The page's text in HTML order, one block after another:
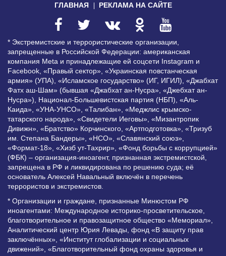
ГЛАВНАЯ РЕКЛАМА НА САЙТЕ
* Экстремистские и террористические организации,
запрещенные в Российской Федерации: американская
компания Meta и принадлежащие ей соцсети Instagram и
Facebook, «Правый сектор», «Украинская повстанческая
армия» (УПА), «Исламское государство» (ИГ, ИГИЛ), «Джабхат
Фатх аш-Шам» (бывшая «Джабхат ан-Нусра», «Джебхат ан-
Нусра»), Национал-Большевистская партия (НБП), «Аль-
Каида», «УНА-УНСО», «Талибан», «Меджлис крымско-
татарского народа», «Свидетели Иеговы», «Мизантропик
Дивижн», «Братство» Корчинского, «Артподготовка», «Тризуб
им. Степана Бандеры», «НСО», «Славянский союз»,
«Формат-18», «Хизб ут-Тахрир», «Фонд борьбы с коррупцией»
(ФБК) – организация-иноагент, признанная экстремистской,
запрещена в РФ и ликвидирована по решению суда; её
основатель Алексей Навальный включён в перечень
террористов и экстремистов.
* Организации и граждане, признанные Минюстом РФ
иноагентами: Международное историко-просветительское,
благотворительное и правозащитное общество «Мемориал»,
Аналитический центр Юрия Левады, фонд «В защиту прав
заключённых», «Институт глобализации и социальных
движений», «Благотворительный фонд охраны здоровья и